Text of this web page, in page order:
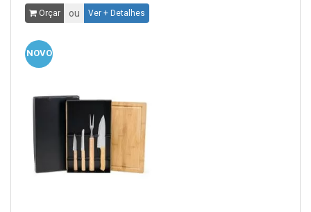
Orçar ou Ver + Detalhes
NOVO